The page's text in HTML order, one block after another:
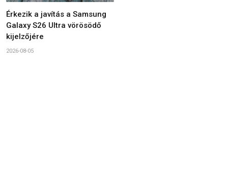
Érkezik a javítás a Samsung
Galaxy S26 Ultra vörösödő
kijelzőjére
2026-08-05